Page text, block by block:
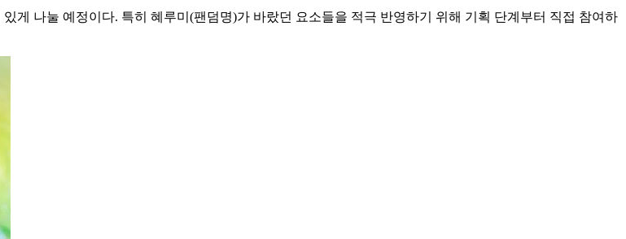
게 나눌 예정이다. 특히 혜루미(팬덤명)가 바랐던 요소들을 적극 반영하기 위해 기획 단계부터 직접 참여하